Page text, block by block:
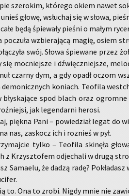
sze­ro­kim, któ­re­go okiem nawet
głowę, wsłu­chaj się w słowa,
będą śpie­wa­ły pie­śni o małym
po­czu­ła wzbie­ra­ją­cą magię, osiem
swój. Słowa śpie­wa­ne przez
się moc­niej­sze i dźwięcz­niej­sze,
czar­ny dym, a gdy opadł oczom
de­mo­nicz­nych ko­niach. Teo­fi­la
spod blach oraz ogrom­ne
jak le­gen­dar­ni he­ro­si.
pięk­na Pani – po­wie­dział legat do
nas, za­skocz ich i roz­nieś w pył.
tylko – Teo­fi­la ski­nę­ła
z Krzysz­to­fem od­je­cha­li w drugą
Sa­ma­elu, że dadzą radę?
to. Ona to zrobi. Nigdy mnie nie